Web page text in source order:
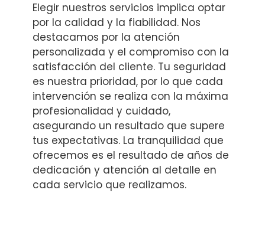
Elegir nuestros servicios implica optar
por la calidad y la fiabilidad. Nos
destacamos por la atención
personalizada y el compromiso con la
satisfacción del cliente. Tu seguridad
es nuestra prioridad, por lo que cada
intervención se realiza con la máxima
profesionalidad y cuidado,
asegurando un resultado que supere
tus expectativas. La tranquilidad que
ofrecemos es el resultado de años de
dedicación y atención al detalle en
cada servicio que realizamos.